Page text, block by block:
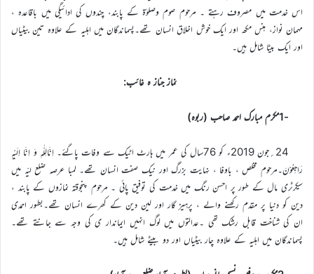
اس خدمت میں مصروف رہتے ۔ مرحوم صوم وصلوٰۃ کے پابند، چندوں کی ادائیگی میں باقاعدہ ،
مہمان نواز، ہنس مکھ اور ایک خوش اخلاق انسان تھے۔پسماندگان میں اہلیہ کے علاوہ تین بیٹیاں
اور ایک بیٹا شامل ہیں۔
نماز جناز ہ غائب:
-1مکرم مبارک احمد صاحب (ربوہ)
24؍جون 2019ء کو 76سال کی عمر میں ہارٹ اٹیک سے وفات پاگئے۔ اِنَّالِلّٰہِ وَ اِنَّا اِلَیْہِ
رَاجِعُوْنَ۔مرحوم مخلص ، باوفا ، نہایت بزرگ اور نیک صفت انسان تھے۔ لمبا عرصہ ضلع لیّہ میں
سیکرٹری مال کے طور پر احسن رنگ میں خدمت کی توفیق پائی ۔ مرحوم پنجوقتہ نمازوں کے پابند ،
دین کو دنیا پر مقدم رکھنے والے ، پرہیز گار اور لین دین کے کھرے انسان تھے۔بطور احمدی
ان کی شناخت قابل رشک تھی ۔عدالتوں میں لوگ انہیں ایماندار ی کی وجہ سے جانتے تھے۔
پسماندگان میں اہلیہ کے علاوہ چار بیٹیاں اور دو بیٹے شامل ہیں۔